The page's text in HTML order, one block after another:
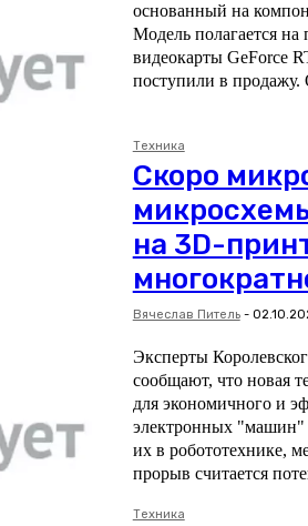
основанный на
Модель полагается
видеокарты GeForce
Техника
Скоро
на 3D-
Вячеслав Питель -
Эксперты
сообщают, что новая
для экономичного и
электронных "машин"
их в робототехнике,
прорыв считается
Техника